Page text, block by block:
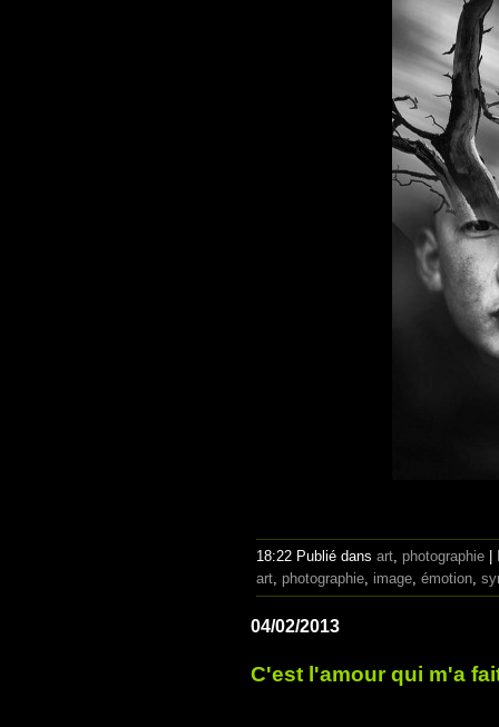
18:22 Publié dans art photographie
art photographie image émotion
04/02/2013
C'est l'amour qui m'a